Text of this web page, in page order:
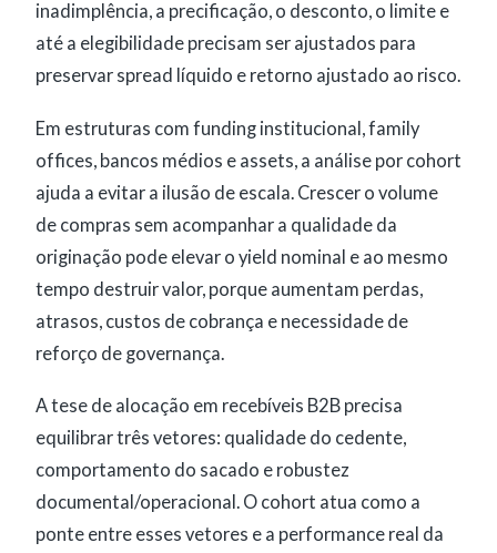
inadimplência, a precificação, o desconto, o limite e
até a elegibilidade precisam ser ajustados para
preservar spread líquido e retorno ajustado ao risco.
Em estruturas com funding institucional, family
offices, bancos médios e assets, a análise por cohort
ajuda a evitar a ilusão de escala. Crescer o volume
de compras sem acompanhar a qualidade da
originação pode elevar o yield nominal e ao mesmo
tempo destruir valor, porque aumentam perdas,
atrasos, custos de cobrança e necessidade de
reforço de governança.
A tese de alocação em recebíveis B2B precisa
equilibrar três vetores: qualidade do cedente,
comportamento do sacado e robustez
documental/operacional. O cohort atua como a
ponte entre esses vetores e a performance real da